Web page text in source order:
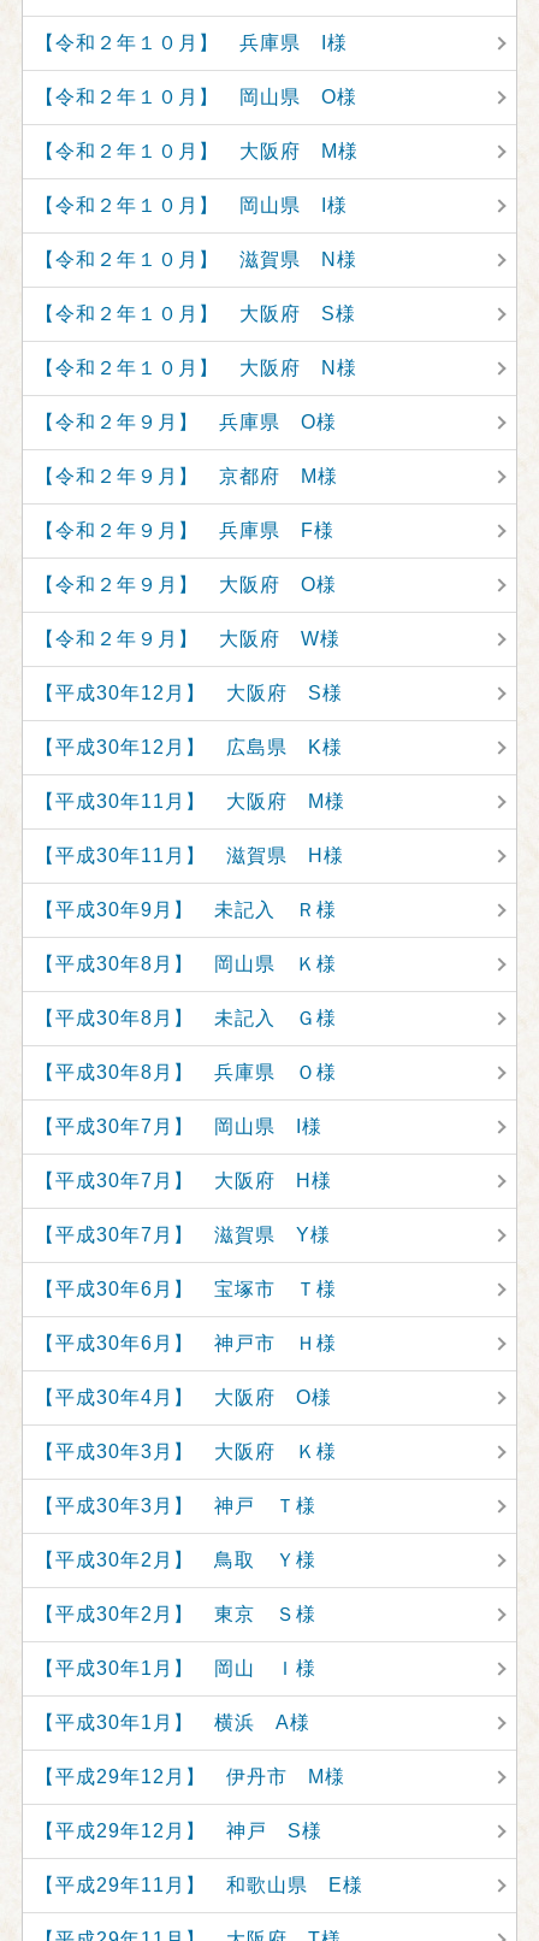
【令和２年１０月】 兵庫県 I様
【令和２年１０月】 岡山県 O様
【令和２年１０月】 大阪府 M様
【令和２年１０月】 岡山県 I様
【令和２年１０月】 滋賀県 N様
【令和２年１０月】 大阪府 S様
【令和２年１０月】 大阪府 N様
【令和２年９月】 兵庫県 O様
【令和２年９月】 京都府 M様
【令和２年９月】 兵庫県 F様
【令和２年９月】 大阪府 O様
【令和２年９月】 大阪府 W様
【平成30年12月】 大阪府 S様
【平成30年12月】 広島県 K様
【平成30年11月】 大阪府 M様
【平成30年11月】 滋賀県 H様
【平成30年9月】 未記入 Ｒ様
【平成30年8月】 岡山県 Ｋ様
【平成30年8月】 未記入 Ｇ様
【平成30年8月】 兵庫県 Ｏ様
【平成30年7月】 岡山県 I様
【平成30年7月】 大阪府 H様
【平成30年7月】 滋賀県 Y様
【平成30年6月】 宝塚市 Ｔ様
【平成30年6月】 神戸市 Ｈ様
【平成30年4月】 大阪府 O様
【平成30年3月】 大阪府 Ｋ様
【平成30年3月】 神戸 Ｔ様
【平成30年2月】 鳥取 Ｙ様
【平成30年2月】 東京 Ｓ様
【平成30年1月】 岡山 Ｉ様
【平成30年1月】 横浜 A様
【平成29年12月】 伊丹市 M様
【平成29年12月】 神戸 S様
【平成29年11月】 和歌山県 E様